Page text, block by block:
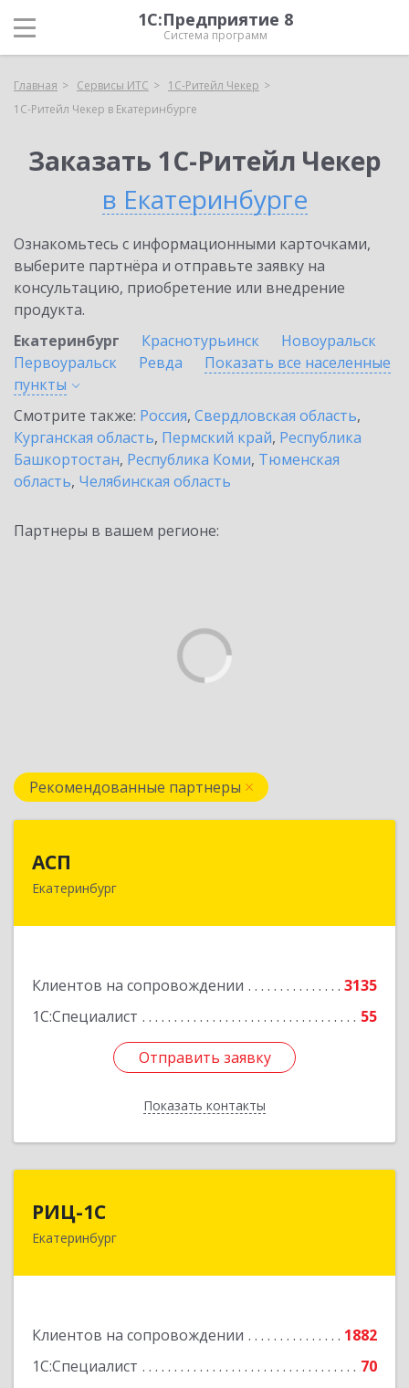
1С:Предприятие 8
Система программ
Главная Сервисы ИТС
1C-Ритейл Чекер
1C-Ритейл Чекер в Екатеринбурге
Заказать 1C-Ритейл Чекер
в Екатеринбурге
Ознакомьтесь с информационными карточками,
выберите партнёра и отправьте заявку на
консультацию, приобретение или внедрение
продукта.
Екатеринбург
Краснотурьинск
Новоуральск
Первоуральск
Ревда
Показать все населенные
пункты
Смотрите также: Россия, Свердловская область,
Курганская область, Пермский край, Республика
Башкортостан, Республика Коми, Тюменская
область, Челябинская область
Партнеры в вашем регионе:
Рекомендованные партнеры
АСП
Екатеринбург
Клиентов на сопровождении
3135
1С:Специалист
55
Отправить заявку
Показать контакты
620075, Свердловская обл, Екатеринбург г,
Отправить заявку
Назад
РИЦ-1С
Екатеринбург
Клиентов на сопровождении
1882
1С:Специалист
70
620102, Свердловская обл, Екатеринбург г,